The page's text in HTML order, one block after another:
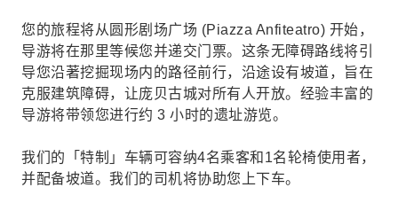
您的旅程将从圆形剧场广场 (Piazza Anfiteatro) 开始，
导游将在那里等候您并递交门票。这条无障碍路线将引
导您沿著挖掘现场内的路径前行，沿途设有坡道，旨在
克服建筑障碍，让庞贝古城对所有人开放。经验丰富的
导游将带领您进行约 3 小时的遗址游览。
我们的「特制」车辆可容纳4名乘客和1名轮椅使用者，
并配备坡道。我们的司机将协助您上下车。